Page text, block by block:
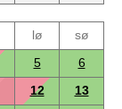
lø
sø
5
6
12
13